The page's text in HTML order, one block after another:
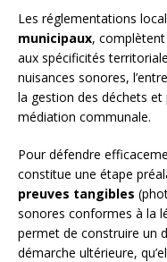
Les réglementations
municipaux,
aux spécificités
nuisances sonores,
la gestion des déchets
médiation communale.
Pour défendre
constitue une étape
preuves tangibles
sonores conformes à la
permet de construire un
démarche ultérieure,